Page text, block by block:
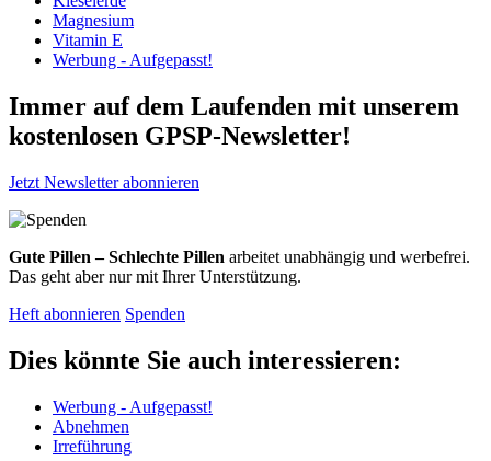
Magnesium
Vitamin E
Werbung - Aufgepasst!
Immer auf dem Laufenden mit unserem
kostenlosen GPSP-Newsletter!
Jetzt Newsletter abonnieren
Gute Pillen – Schlechte Pillen arbeitet unabhängig und werbefrei.
Das geht aber nur mit Ihrer Unterstützung.
Heft abonnieren Spenden
Dies könnte Sie auch interessieren:
Werbung - Aufgepasst!
Abnehmen
Irreführung